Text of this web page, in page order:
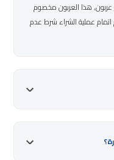
عربون, هذا العربون مخصوم
عملية الشراء شرط عدم